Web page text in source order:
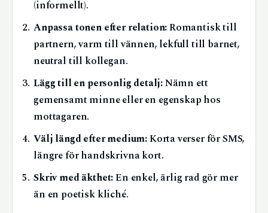
(informellt).
Anpassa tonen efter relation:Romantisk till
partnern, varm till vännen, lekfull till barnet,
neutral till kollegan.
Lägg till en personlig detalj:Nämn ett
gemensamt minne eller en egenskap hos
mottagaren.
Välj längd efter medium:Korta verser för SMS,
längre för handskrivna kort.
Skriv med äkthet:En enkel, ärlig rad gör mer
än en poetisk kliché.